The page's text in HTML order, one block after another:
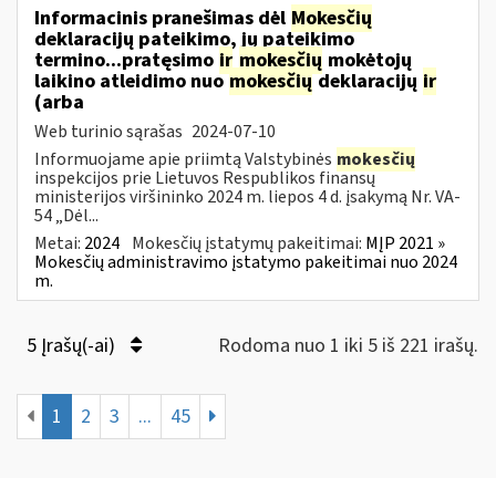
Informacinis pranešimas dėl Mokesčių
deklaracijų pateikimo, jų pateikimo
termino...pratęsimo ir mokesčių mokėtojų
laikino atleidimo nuomokesčiųdeklaracijų ir
(arba
Web turinio sąrašas 2024-07-10
Informuojame apie priimtą Valstybinės mokesčių
inspekcijos prie Lietuvos Respublikos finansų
ministerijos viršininko 2024 m. liepos 4 d. įsakymą Nr. VA-
54 „Dėl...
Metai: 2024 Mokesčių įstatymų pakeitimai: MĮP 2021 »
Mokesčių administravimo įstatymo pakeitimai nuo 2024
m.
5 Įrašų(-ai) Rodoma nuo 1 iki 5 iš 221 irašų.
1 2 3 ... 45